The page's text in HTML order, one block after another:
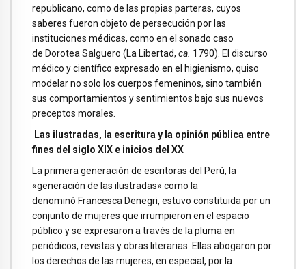
republicano, como de las propias parteras, cuyos
saberes fueron objeto de persecución por las
instituciones médicas, como en el sonado caso
de Dorotea Salguero (La Libertad, ca. 1790). El discurso
médico y científico expresado en el higienismo, quiso
modelar no solo los cuerpos femeninos, sino también
sus comportamientos y sentimientos bajo sus nuevos
preceptos morales.
Las ilustradas, la escritura y la opinión pública entre
fines del siglo XIX e inicios del XX
La primera generación de escritoras del Perú, la
«generación de las ilustradas» como la
denominó Francesca Denegri, estuvo constituida por un
conjunto de mujeres que irrumpieron en el espacio
público y se expresaron a través de la pluma en
periódicos, revistas y obras literarias. Ellas abogaron por
los derechos de las mujeres, en especial, por la